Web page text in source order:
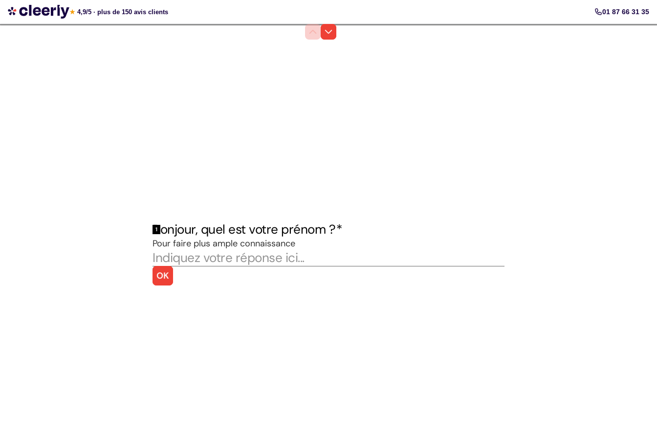
Votre simulation gratuite et personnalisée
★ 4,9/5 · plus de 150 avis clients 01 87 66 31 35